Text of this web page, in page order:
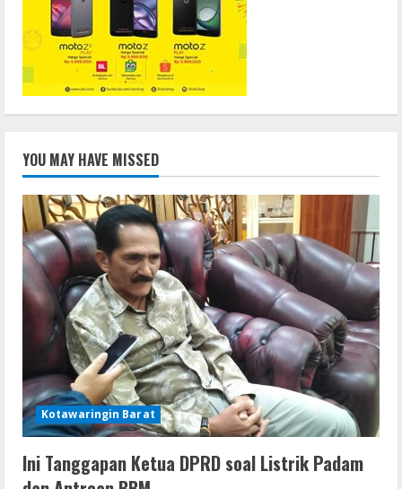
YOU MAY HAVE MISSED
Kotawaringin Barat
Ini Tanggapan Ketua DPRD soal Listrik Padam